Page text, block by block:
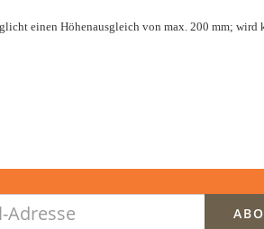
einen Höhenausgleich von max. 200 mm; wird